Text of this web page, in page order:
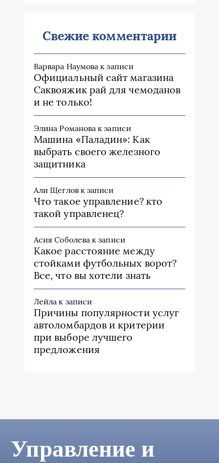
Свежие комментарии
Варвара Наумова к записи
Официальный сайт магазина
Саквояжик рай для чемоданов
и не только!
Элина Романова к записи
Машина «Паладин»: Как
выбрать своего железного
защитника
Али Щегловк записи
Что такое управление? кто
такой управленец?
Асия Соболева к записи
Какое расстояние между
стойками футбольных ворот?
Все, что вы хотели знать
Лейла к записи
Причины популярности услуг
автоломбардов и критерии
при выборе лучшего
предложения
Управление и